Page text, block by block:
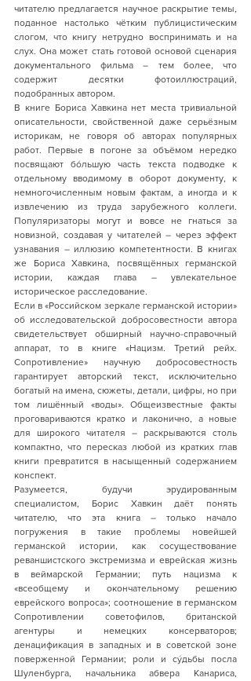
читателю предлагается научное раскрытие темы,
поданное настолько чётким публицистическим
слогом, что книгу нетрудно воспринимать и на
слух. Она может стать готовой основой сценария
документального фильма – тем более, что
содержит десятки фотоиллюстраций,
подобранных автором.
В книге Бориса Хавкина нет места тривиальной
описательности, свойственной даже серьёзным
историкам, не говоря об авторах популярных
работ. Первые в погоне за объёмом нередко
посвящают бóльшую часть текста подводке к
отдельному вводимому в оборот документу, к
немногочисленным новым фактам, а иногда и к
извлечению из труда зарубежного коллеги.
Популяризаторы могут и вовсе не гнаться за
новизной, создавая у читателей – через эффект
узнавания – иллюзию компетентности. В книгах
же Бориса Хавкина, посвящённых германской
истории, каждая глава – увлекательное
историческое расследование.
Если в «Российском зеркале германской истории»
об исследовательской добросовестности автора
свидетельствует обширный научно-справочный
аппарат, то в книге «Нацизм. Третий рейх.
Сопротивление» научную добросовестность
гарантирует авторский текст, исключительно
богатый на имена, сюжеты, детали, цифры, но при
том лишённый «воды». Общеизвестные факты
проговариваются кратко и лаконично, а новые
для широкого читателя – раскрываются столь
компактно, что пересказ любой из кратких глав
книги превратится в насыщенный содержанием
конспект.
Разумеется, будучи эрудированным
специалистом, Борис Хавкин даёт понять
читателю, что эта книга – только начало
погружения в такие проблемы новейшей
германской истории, как сосуществование
реваншистского экстремизма и еврейская жизнь
в веймарской Германии; путь нацизма к
«всеобщему и окончательному решению
еврейского вопроса»; соотношение в германском
Сопротивлении советофилов, британской
агентуры и немецких консерваторов;
денацификация в западных и в советской зоне
поверженной Германии; роли и сýдьбы посла
Шуленбурга, начальника абвера Канариса,